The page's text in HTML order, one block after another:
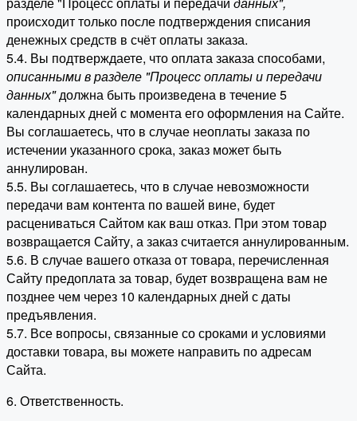
происходит только после подтверждения списания
денежных средств в счёт оплаты заказа.
5.4. Вы подтверждаете, что оплата заказа способами,
описанными в разделе "Процесс оплаты и передачи
данных"должна быть произведена в течение 5
календарных дней с момента его оформления на Сайте.
Вы соглашаетесь, что в случае неоплаты заказа по
истечении указанного срока, заказ может быть
аннулирован.
5.5. Вы соглашаетесь, что в случае невозможности
передачи вам контента по вашей вине, будет
расцениваться Сайтом как ваш отказ. При этом товар
возвращается Сайту, а заказ считается аннулированным.
5.6. В случае вашего отказа от товара, перечисленная
Сайту предоплата за товар, будет возвращена вам не
позднее чем через 10 календарных дней с даты
предъявления.
5.7. Все вопросы, связанные со сроками и условиями
доставки товара, вы можете направить по адресам
Сайта.
6. Ответственность.